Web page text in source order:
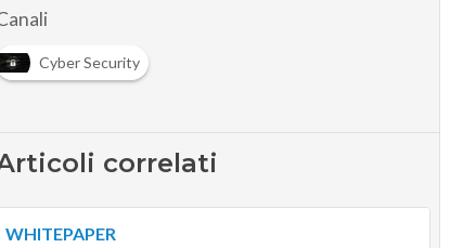
Cyber Security
correlati
WHITEPAPER